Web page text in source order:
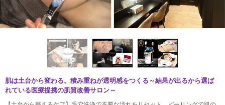
肌は土台から変わる。積み重ねが透明感をつくる～結果が出るから選ば
れている医療提携の肌質改善サロン～